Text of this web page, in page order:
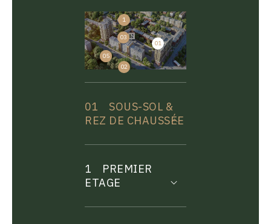
01
1
02
03
04
05
01
SOUS-SOL &
REZ DE CHAUSSÉE
1
PREMIER
ETAGE